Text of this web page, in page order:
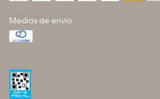
Medios de envío